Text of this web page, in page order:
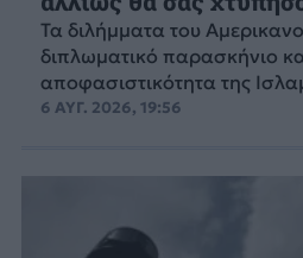
Τα διλήμματα του
διπλωματικό παρασκήνιο
αποφασιστικότητα της
6 ΑΥΓ. 2026, 19:56